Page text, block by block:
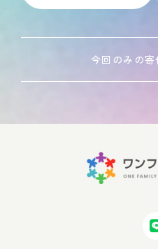
今回のみの寄